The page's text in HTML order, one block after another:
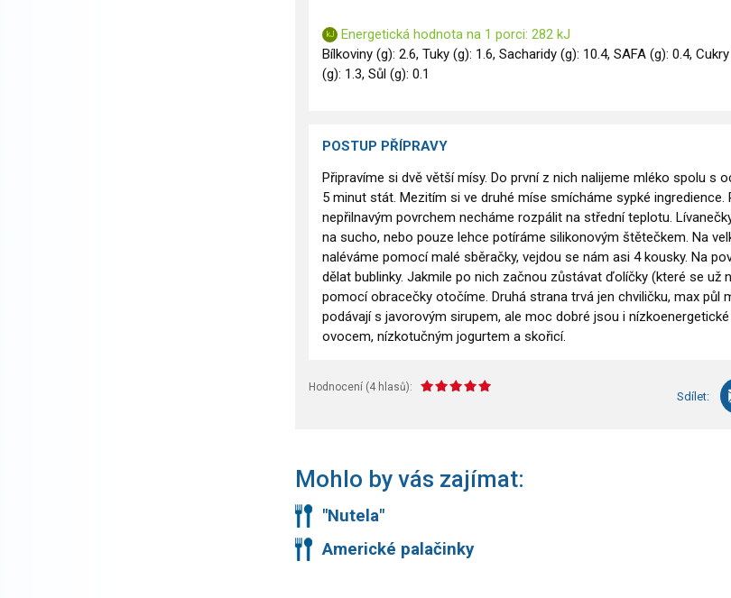
Energetická hodnota na 1 porci: 282 kJ
Bílkoviny (g): 2.6, Tuky (g): 1.6, Sacharidy (g): 10.4, SAFA (g): 0.4,
(g): 1.3, Sůl (g): 0.1
POSTUP PŘÍPRAVY
Připravíme si dvě větší mísy. Do první z nich nalijeme mléko spolu s
5 minut stát. Mezitím si ve druhé míse smícháme sypké ingredience.
nepřilnavým povrchem necháme rozpálit na střední teplotu.
na sucho, nebo pouze lehce potíráme silikonovým štětečkem. Na
naléváme pomocí malé sběračky, vejdou se nám asi 4 kousky. Na
dělat bublinky. Jakmile po nich začnou zůstávat ďolíčky (které se už
pomocí obracečky otočíme. Druhá strana trvá jen chviličku, max půl
podávají s javorovým sirupem, ale moc dobré jsou i
ovocem, nízkotučným jogurtem a skořicí.
Hodnocení (4 hlasů):
Sdílet:
Mohlo by vás zajímat:
"Nutela"
Americké palačinky